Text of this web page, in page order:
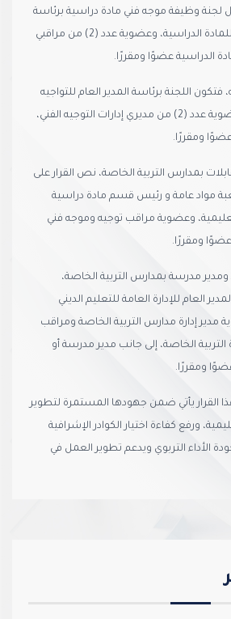
لجنة وظيفة موجه فني مادة دراسية برئاسة
مدير إدارة التوجيه الفني للمادة الدراسية، وعضوية عدد (2) من مراقبي
الدراسية عضوًا ومقررًا.
اللجنة برئاسة المدير العام للتواجيه
والبحوث والمناهج، وعضوية عدد (2) من مديري إدارات التوجيه الفني،
ومقررًا.
بمدارس التربية الخاصة، نص القرار على
مواد عامة و رئيس قسم مادة دراسية
وعضوية مراقب توجيه وموجه فني
ومقررًا.
مدرسة بمدارس التربية الخاصة،
العام للإدارة العامة للتعليم الديني
مدير إدارة مدارس التربية الخاصة ومراقب
التربية الخاصة، إلى جانب مدير مدرسة أو
ومقررًا.
القرار يأتي ضمن جهودها المستمرة لتطوير
ورفع كفاءة اختيار الكوادر الإشرافية
الأداء التربوي ويدعم تطوير العمل في